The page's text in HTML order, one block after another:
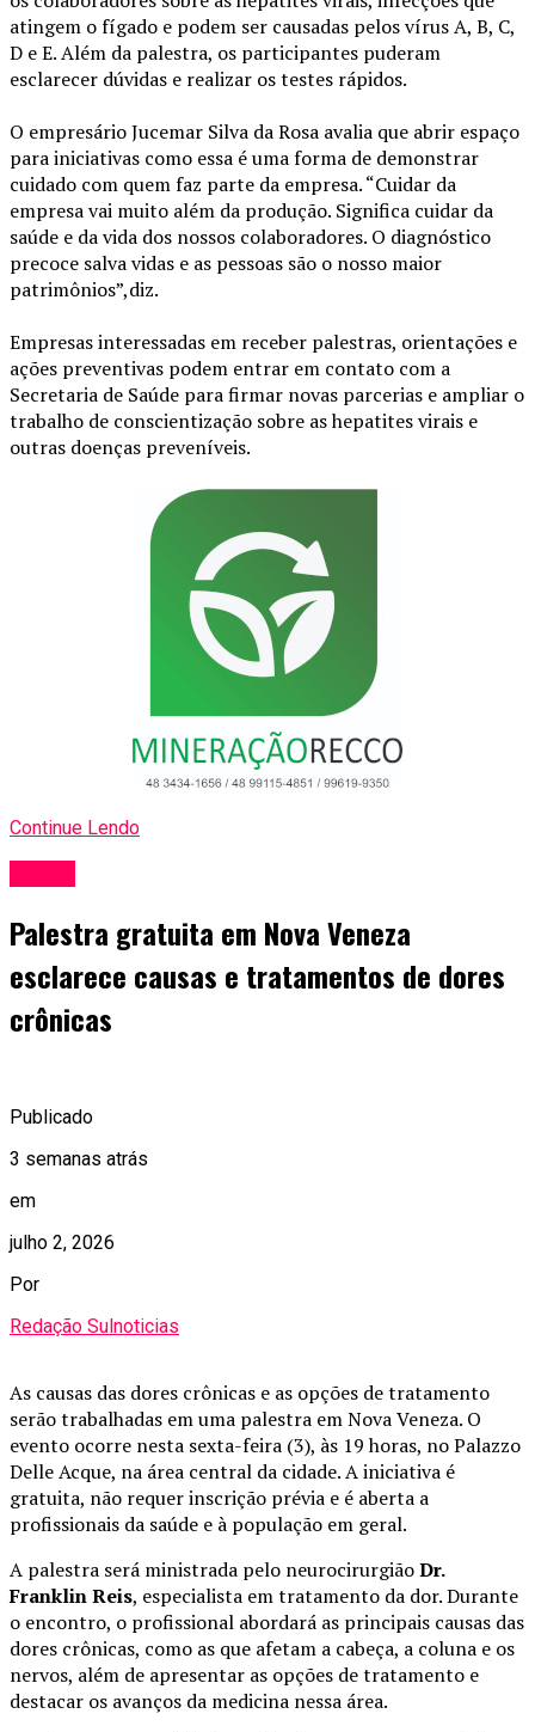
atingem o fígado e podem ser causadas pelos vírus A, B, C,
D e E. Além da palestra, os participantes puderam
esclarecer dúvidas e realizar os testes rápidos.
O empresário Jucemar Silva da Rosa avalia que abrir espaço
para iniciativas como essa é uma forma de demonstrar
cuidado com quem faz parte da empresa. “Cuidar da
empresa vai muito além da produção. Significa cuidar da
saúde e da vida dos nossos colaboradores. O diagnóstico
precoce salva vidas e as pessoas são o nosso maior
patrimônios”,diz.
Empresas interessadas em receber palestras, orientações e
ações preventivas podem entrar em contato com a
Secretaria de Saúde para firmar novas parcerias e ampliar o
trabalho de conscientização sobre as hepatites virais e
outras doenças preveníveis.
Continue Lendo
Palestra gratuita em Nova Veneza
esclarece causas e tratamentos de dores
crônicas
Publicado
3 semanas atrás
em
julho 2, 2026
Por
Redação Sulnoticias
As causas das dores crônicas e as opções de tratamento
serão trabalhadas em uma palestra em Nova Veneza. O
evento ocorre nesta sexta-feira (3), às 19 horas, no Palazzo
Delle Acque, na área central da cidade. A iniciativa é
gratuita, não requer inscrição prévia e é aberta a
profissionais da saúde e à população em geral.
A palestra será ministrada pelo neurocirurgiãoDr.
Franklin Reis, especialista em tratamento da dor. Durante
o encontro, o profissional abordará as principais causas das
dores crônicas, como as que afetam a cabeça, a coluna e os
nervos, além de apresentar as opções de tratamento e
destacar os avanços da medicina nessa área.